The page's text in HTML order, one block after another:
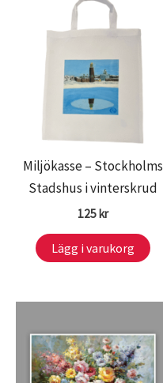
Miljökasse – Stockholms
Stadshus i vinterskrud
125kr
Lägg i varukorg